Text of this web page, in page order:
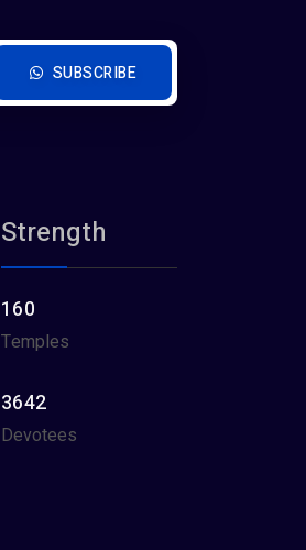
SUBSCRIBE
Strength
160
Temples
3642
Devotees